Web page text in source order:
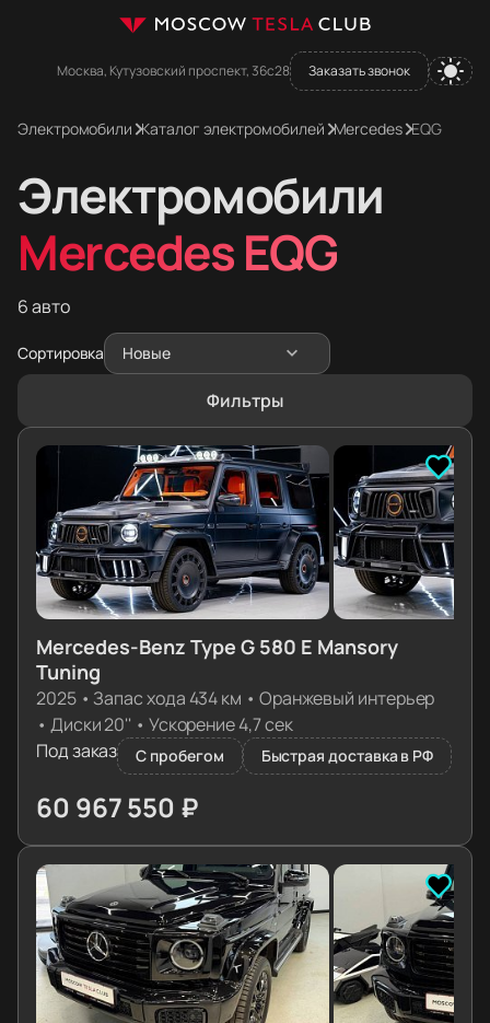
Москва, Кутузовский проспект, 36с28 Заказать звонок
Электромобили Каталог электромобилей Mercedes EQG
Электромобили
Mercedes EQG
6 авто
Сортировка Новые
Фильтры
Mercedes-Benz Type G 580 E Mansory
Tuning
2025• Запас хода 434 км • Оранжевый интерьер
• Диски 20'' • Ускорение 4,7 сек
Под заказ
С пробегом Быстрая доставка в РФ
60 967 550 ₽
≈ 606 481€